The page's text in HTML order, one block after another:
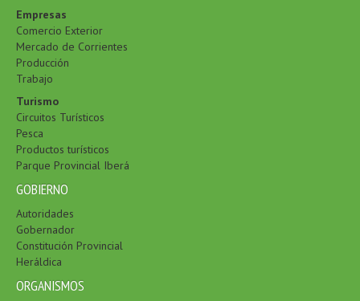
Empresas
Comercio Exterior
Mercado de Corrientes
Producción
Trabajo
Turismo
Circuitos Turísticos
Pesca
Productos turísticos
Parque Provincial Iberá
GOBIERNO
Autoridades
Gobernador
Constitución Provincial
Heráldica
ORGANISMOS